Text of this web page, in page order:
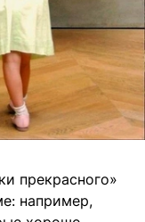
прекрасного»
например,